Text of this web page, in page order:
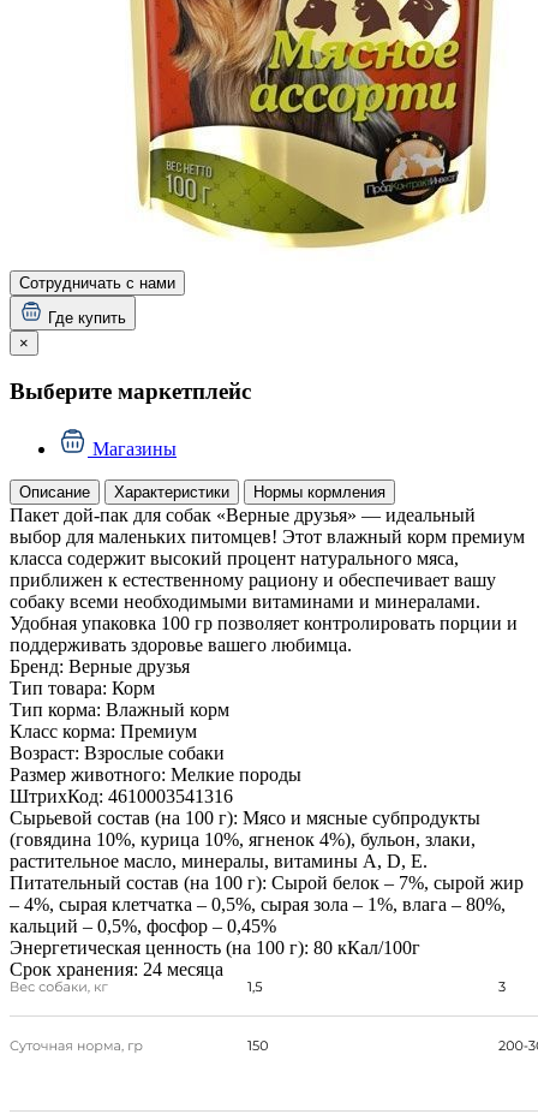
Сотрудничать с нами
Где купить
×
Выберите маркетплейс
Магазины
Описание Характеристики Нормы кормления
Пакет дой-пак для собак «Верные друзья» — идеальный
выбор для маленьких питомцев! Этот влажный корм премиум
класса содержит высокий процент натурального мяса,
приближен к естественному рациону и обеспечивает вашу
собаку всеми необходимыми витаминами и минералами.
Удобная упаковка 100 гр позволяет контролировать порции и
поддерживать здоровье вашего любимца.
Бренд: Верные друзья
Тип товара: Корм
Тип корма: Влажный корм
Класс корма: Премиум
Возраст: Взрослые собаки
Размер животного: Мелкие породы
ШтрихКод: 4610003541316
Сырьевой состав (на 100 г): Мясо и мясные субпродукты
(говядина 10%, курица 10%, ягненок 4%), бульон, злаки,
растительное масло, минералы, витамины А, D, Е.
Питательный состав (на 100 г): Сырой белок – 7%, сырой жир
– 4%, сырая клетчатка – 0,5%, сырая зола – 1%, влага – 80%,
кальций – 0,5%, фосфор – 0,45%
Энергетическая ценность (на 100 г): 80 кКал/100г
Срок хранения: 24 месяца